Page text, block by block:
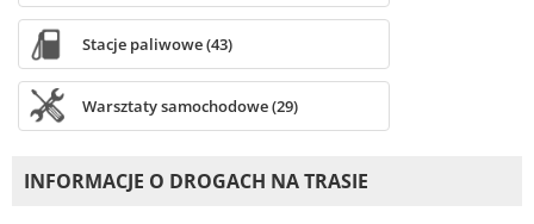
Stacje paliwowe (43)
Warsztaty samochodowe (29)
INFORMACJE O DROGACH NA TRASIE